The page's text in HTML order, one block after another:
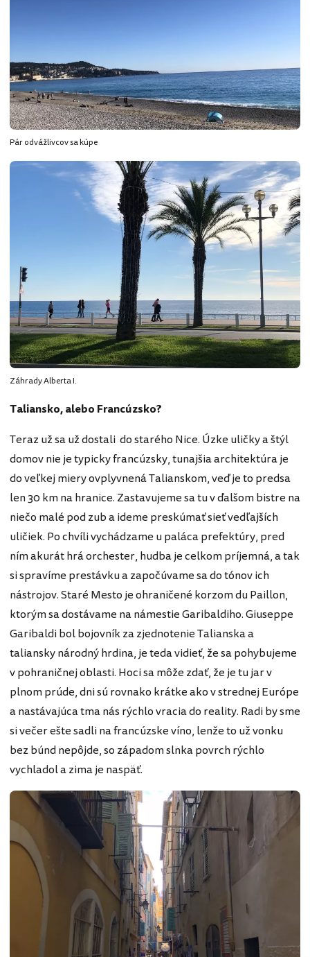
Pár odvážlivcov sa kúpe
Záhrady Alberta I.
Taliansko, alebo Francúzsko?
Teraz už sa už dostali do starého Nice. Úzke uličky a štýl
domov nie je typicky francúzsky, tunajšia architektúra je
do veľkej miery ovplyvnená Talianskom, veď je to predsa
len 30 km na hranice. Zastavujeme sa tu v ďalšom bistre na
niečo malé pod zub a ideme preskúmať sieť vedľajších
uličiek. Po chvíli vychádzame u paláca prefektúry, pred
ním akurát hrá orchester, hudba je celkom príjemná, a tak
si spravíme prestávku a započúvame sa do tónov ich
nástrojov. Staré Mesto je ohraničené korzom du Paillon,
ktorým sa dostávame na námestie Garibaldiho. Giuseppe
Garibaldi bol bojovník za zjednotenie Talianska a
taliansky národný hrdina, je teda vidieť, že sa pohybujeme
v pohraničnej oblasti. Hoci sa môže zdať, že je tu jar v
plnom prúde, dni sú rovnako krátke ako v strednej Európe
a nastávajúca tma nás rýchlo vracia do reality. Radi by sme
si večer ešte sadli na francúzske víno, lenže to už vonku
bez búnd nepôjde, so západom slnka povrch rýchlo
vychladol a zima je naspäť.